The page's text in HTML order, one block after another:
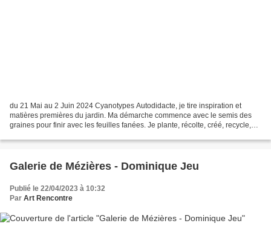
du 21 Mai au 2 Juin 2024 Cyanotypes Autodidacte, je tire inspiration et
matières premières du jardin. Ma démarche commence avec le semis des
graines pour finir avec les feuilles fanées. Je plante, récolte, créé, recycle,
Galerie de Mézières - Dominique Jeu
Publié le 22/04/2023 à 10:32
Par Art Rencontre